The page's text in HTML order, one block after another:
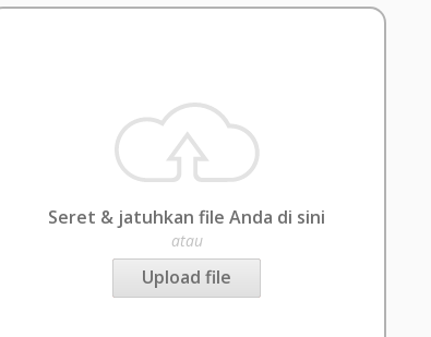
Seret & jatuhkan file Anda di sini
atau
Upload file